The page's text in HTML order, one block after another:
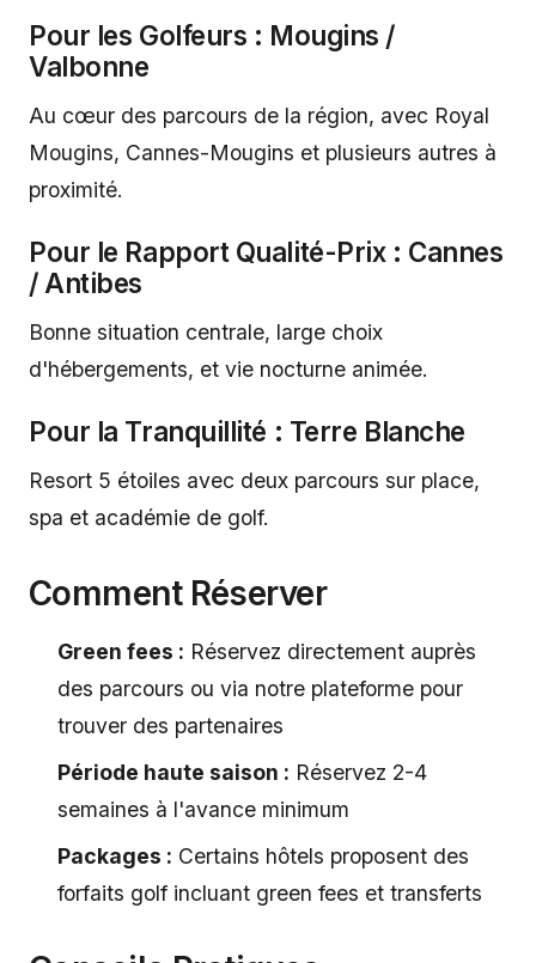
Pour les Golfeurs : Mougins /
Valbonne
Au cœur des parcours de la région, avec Royal
Mougins, Cannes-Mougins et plusieurs autres à
proximité.
Pour le Rapport Qualité-Prix : Cannes
/ Antibes
Bonne situation centrale, large choix
d'hébergements, et vie nocturne animée.
Pour la Tranquillité : Terre Blanche
Resort 5 étoiles avec deux parcours sur place,
spa et académie de golf.
Comment Réserver
Green fees : Réservez directement auprès
des parcours ou via notre plateforme pour
trouver des partenaires
Période haute saison : Réservez 2-4
semaines à l'avance minimum
Packages : Certains hôtels proposent des
forfaits golf incluant green fees et transferts